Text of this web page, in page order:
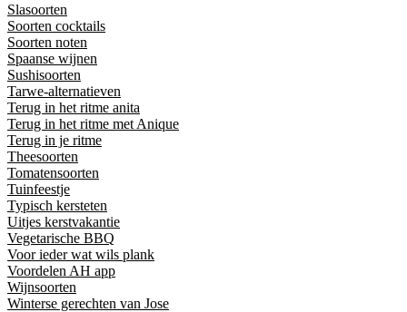
Slasoorten
Soorten cocktails
Soorten noten
Spaanse wijnen
Sushisoorten
Tarwe-alternatieven
Terug in het ritme anita
Terug in het ritme met Anique
Terug in je ritme
Theesoorten
Tomatensoorten
Tuinfeestje
Typisch kersteten
Uitjes kerstvakantie
Vegetarische BBQ
Voor ieder wat wils plank
Voordelen AH app
Wijnsoorten
Winterse gerechten van Jose